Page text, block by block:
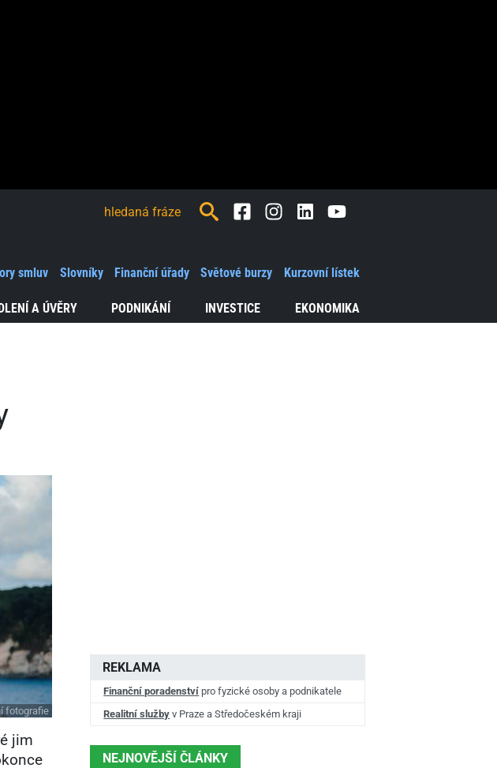
A ÚVĚRY PODNIKÁNÍ INVESTICE EKONOMIKA
smluv Slovníky Finanční úřady Světové burzy Kurzovní lístek
FacebookInstagramLinkedInYoutube
fotografie
jim
REKLAMA
Finanční poradenství pro fyzické osoby a podnikatele
Realitní služby v Praze a Středočeském kraji
NEJNOVĚJŠÍ ČLÁNKY